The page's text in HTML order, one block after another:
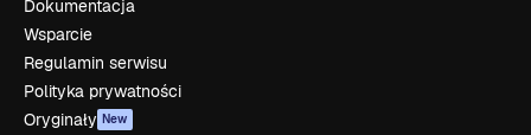
Dokumentacja
Wsparcie
Regulamin serwisu
Polityka prywatności
Oryginały New